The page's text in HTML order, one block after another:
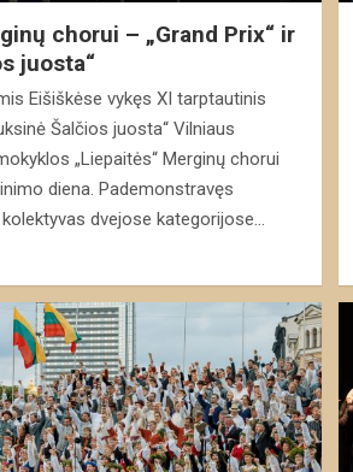
chorui – „Grand Prix“ ir
juosta“
Eišiškėse vykęs XI tarptautinis
Šalčios juosta“ Vilniaus
„Liepaitės“ Merginų chorui
diena. Pademonstravęs
dvejose kategorijose…